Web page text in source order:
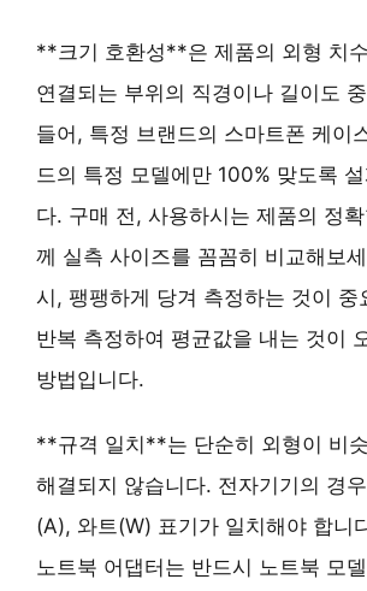
**크기 호환성**은 제품의 외형 치
연결되는 부위의 직경이나 길이도
들어, 특정 브랜드의 스마트폰 케이
드의 특정 모델에만 100% 맞도록
다. 구매 전, 사용하시는 제품의 정
께 실측 사이즈를 꼼꼼히 비교해보
시, 팽팽하게 당겨 측정하는 것이 중
반복 측정하여 평균값을 내는 것이
방법입니다.
**규격 일치**는 단순히 외형이 비
해결되지 않습니다. 전자기기의 경
(A), 와트(W) 표기가 일치해야 합니
노트북 어댑터는 반드시 노트북 모